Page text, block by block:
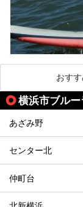
おす
横浜市ブル
あざみ野
センター北
仲町台